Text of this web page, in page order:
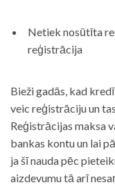
Netiek nosūtīta
reģistrācija
Bieži gadās, kad
veic reģistrāciju un
Reģistrācijas maksa
bankas kontu un lai
ja šī nauda pēc
aizdevumu tā arī